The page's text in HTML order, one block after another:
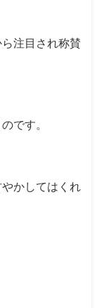
注目され称賛
です。
かしてはくれ